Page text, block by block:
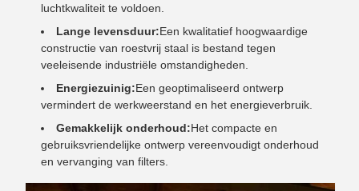
luchtkwaliteit te voldoen.
Lange levensduur:Een kwalitatief hoogwaardige
constructie van roestvrij staal is bestand tegen
veeleisende industriële omstandigheden.
Energiezuinig:Een geoptimaliseerd ontwerp
vermindert de werkweerstand en het energieverbruik.
Gemakkelijk onderhoud:Het compacte en
gebruiksvriendelijke ontwerp vereenvoudigt onderhoud
en vervanging van filters.